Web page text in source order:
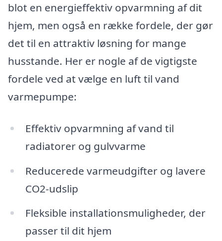
blot en energieffektiv opvarmning af dit
hjem, men også en række fordele, der gør
det til en attraktiv løsning for mange
husstande. Her er nogle af de vigtigste
fordele ved at vælge en luft til vand
varmepumpe:
Effektiv opvarmning af vand til
radiatorer og gulvvarme
Reducerede varmeudgifter og lavere
CO2-udslip
Fleksible installationsmuligheder, der
passer til dit hjem